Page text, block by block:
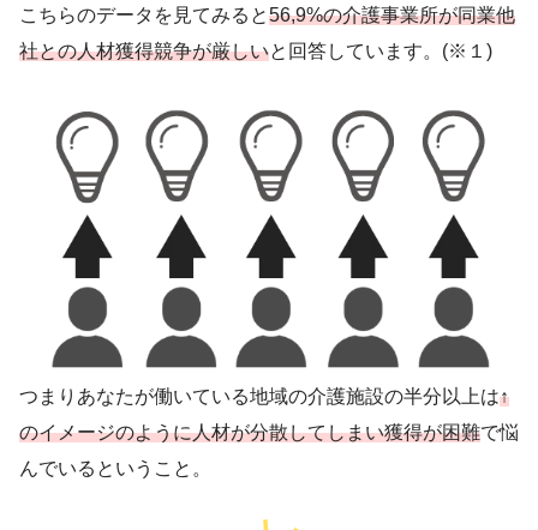
こちらのデータを見てみると56,9%の介護事業所が同業他
社との人材獲得競争が厳しいと回答しています。(※１)
つまりあなたが働いている地域の介護施設の半分以上は↑
のイメージのように人材が分散してしまい獲得が困難で悩
んでいるということ。